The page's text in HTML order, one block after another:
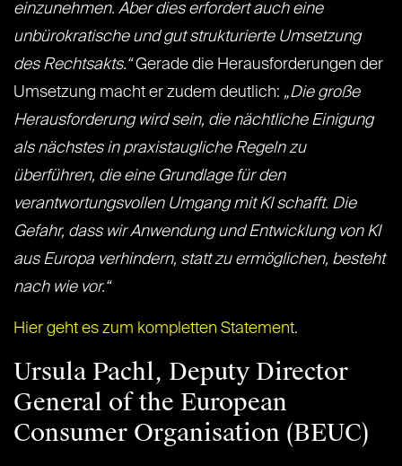
einzunehmen. Aber dies erfordert auch eine
unbürokratische und gut strukturierte Umsetzung
des Rechtsakts.“Gerade die Herausforderungen der
Umsetzung macht er zudem deutlich: „Die große
Herausforderung wird sein, die nächtliche Einigung
als nächstes in praxistaugliche Regeln zu
überführen, die eine Grundlage für den
verantwortungsvollen Umgang mit KI schafft. Die
Gefahr, dass wir Anwendung und Entwicklung von KI
aus Europa verhindern, statt zu ermöglichen, besteht
nach wie vor.“
Hier geht es zum kompletten Statement.
Ursula Pachl, Deputy Director
General of the European
Consumer Organisation (BEUC)